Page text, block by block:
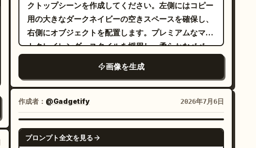
クトップシーンを作成してください。左側にはコピー
用の大きなダークネイビーの空きスペースを確保し、
右側にオブジェクトを配置します。プレミアムなマッ
トクレイレンダースタイルを採用し、柔らかなベベ
写界深度、そしてドラマチックなブルーとゴールドの
アクセント照明を施してください。表面はダークネイ
ビーのデスクで、背景は深いブルーからチャコールグ
レーへと変化する滑らかなグラデーションにします。
被写体とレイアウト：キャンバスの右半分に、正確に
10 個の主要オブジェクトグループを配置してくださ
画像を生成
作成者： @Gadgetify 2026年7月6日
GPT IMAGE 2
プロンプト全文を見る